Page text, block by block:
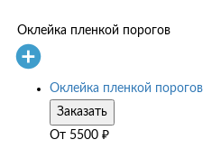
Оклейка пленкой порогов
Оклейка пленкой порогов
Заказать
От 5500 ₽